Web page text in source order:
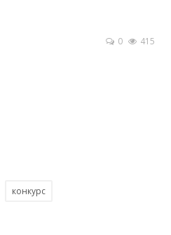
0 415
конкурс